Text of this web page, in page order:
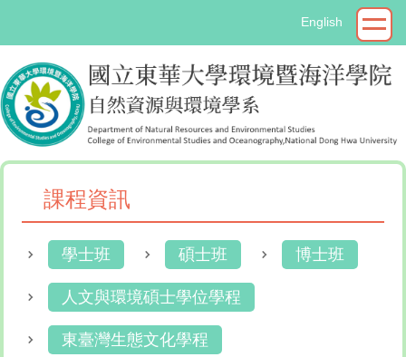
要
內
容
區
English
課程資訊
學士班 碩士班 博士班
人文與環境碩士學位學程
東臺灣生態文化學程